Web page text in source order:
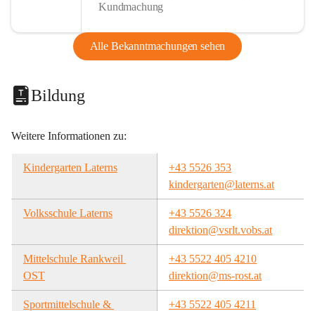
Kundmachung
Alle Bekanntmachungen sehen
Bildung
Weitere Informationen zu:
Kindergarten Laterns
+43 5526 353
kindergarten@laterns.at
Volksschule Laterns
+43 5526 324
direktion@vsrlt.vobs.at
Mittelschule Rankweil
OST
+43 5522 405 4210
direktion@ms-rost.at
Sportmittelschule &
+43 5522 405 4211